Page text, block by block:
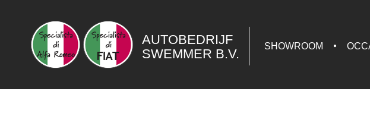
AUTOBEDRIJF
SWEMMER B.V.
SHOWROOM